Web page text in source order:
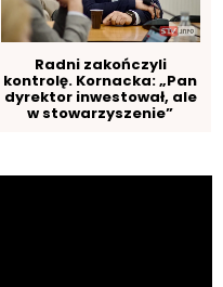
Radni zakończyli
kontrolę. Kornacka: „Pan
dyrektor inwestował, ale
w stowarzyszenie”